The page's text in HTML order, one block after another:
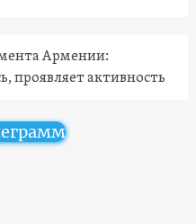
Армении:
проявляет активность